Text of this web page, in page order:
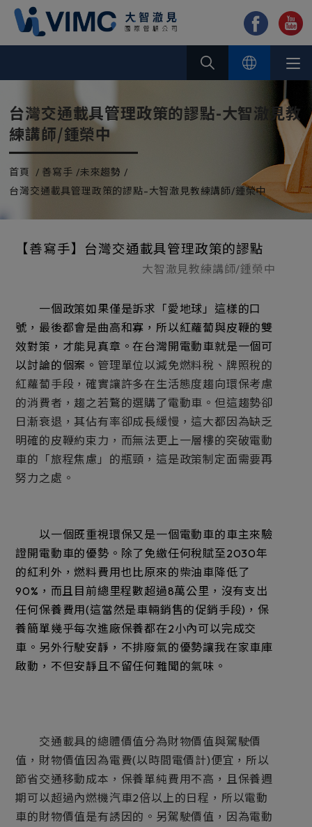
台灣交通載具管理政策的謬點-大智澈見教
練講師/鍾榮中
首頁 善寫手
未來趨勢
台灣交通載具管理政策的謬點-大智澈見教練講師/鍾榮中
【善寫手】 台灣交通載具管理政策的謬點
大智澈見教練講師/鍾榮中
一個政策如果僅是訴求「愛地球」這樣的口
號，最後都會是曲高和寡，所以紅蘿蔔與皮鞭的雙
效對策，才能見真章。在台灣開電動車就是一個可
以討論的個案。 管理單位以減免燃料稅、牌照稅的
紅蘿蔔手段，確實讓許多在生活態度趨向環保考慮
的消費者，趨之若鶩的選購了電動車。但這趨勢卻
日漸衰退，其佔有率卻成長緩慢，這大都因為缺乏
明確的皮鞭約束力，而無法更上一層樓的突破電動
車的「旅程焦慮」的瓶頸，這是政策制定面需要再
努力之處。
以一個既重視環保又是一個電動車的車主來驗
證開電動車的優勢。除了免繳任何稅賦至2030年
的紅利外，燃料費用也比原來的柴油車降低了
90%，而且目前總里程數超過8萬公里，沒有支出
任何保養費用(這當然是車輛銷售的促銷手段)，保
養簡單幾乎每次進廠保養都在2小內可以完成交
車。另外行駛安靜，不排廢氣的優勢讓我在家車庫
啟動，不但安靜且不留任何難聞的氣味。
交通載具的總體價值分為財物價值與駕駛價
值，財物價值因為電費(以時間電價計)便宜，所以
節省交通移動成本，保養單純費用不高，且保養週
期可以超過內燃機汽車2倍以上的日程，所以電動
車的財物價值是有誘因的。另駕駛價值，因為電動
Cookie管理面板